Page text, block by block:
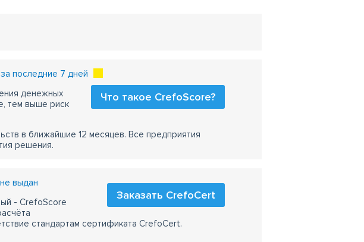
последние 7 дней
Что такое CrefoScore?
денежных
тем выше риск
в ближайшие 12 месяцев. Все предприятия
решения.
выдан
Заказать CrefoCert
- CrefoScore
стандартам сертификата CrefoCert.